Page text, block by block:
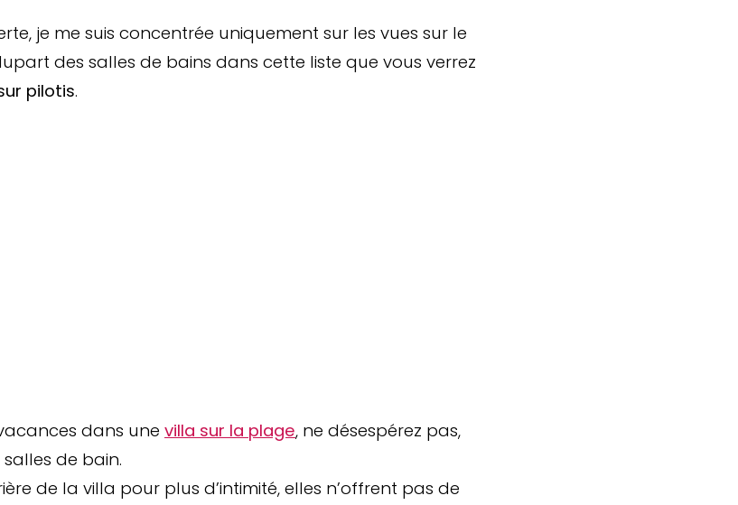
je me suis concentrée uniquement sur les vues sur le
des salles de bains dans cette liste que vous verrez
pilotis.
dans une villa sur la plage, ne désespérez pas,
de bain.
de la villa pour plus d’intimité, elles n’offrent pas de